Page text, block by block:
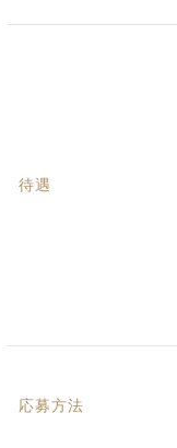
待遇
応募方法